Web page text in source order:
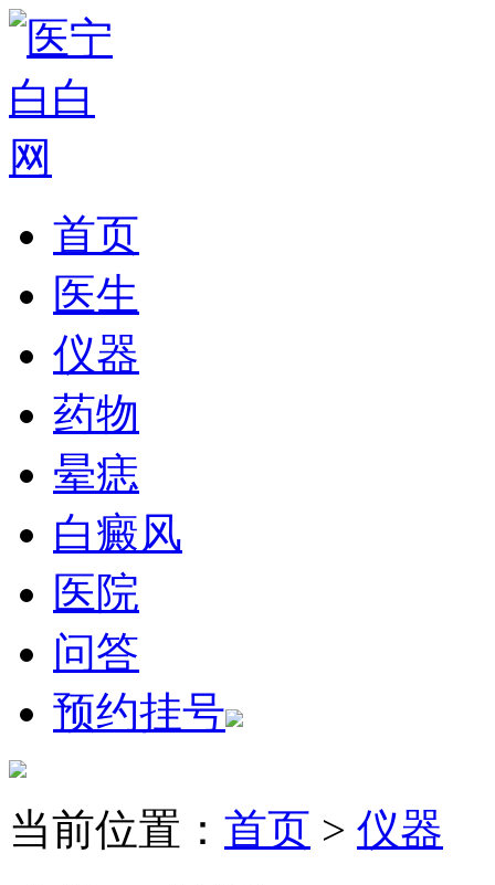
首页
医生
仪器
药物
晕痣
白癜风
医院
问答
预约挂号
当前位置： 首页 > 仪器